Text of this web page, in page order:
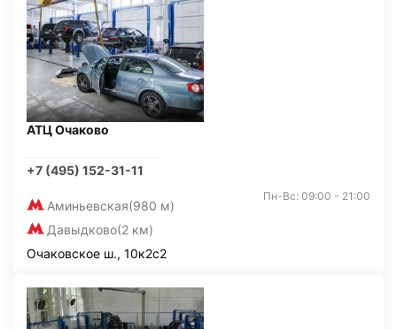
АТЦ Очаково
+7 (495) 152-31-11
Аминьевская(980 м)
Давыдково(2 км)
Пн-Вс: 09:00 - 21:00
Очаковское ш., 10к2с2